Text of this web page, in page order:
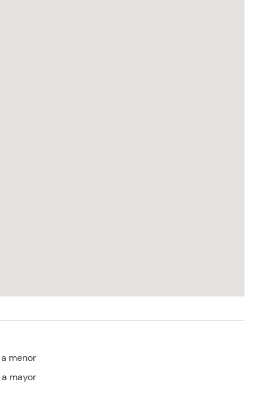
menor
mayor